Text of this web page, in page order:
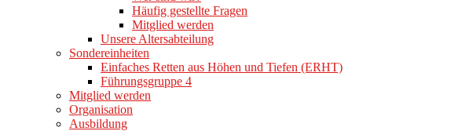
Häufig gestellte Fragen
Mitglied werden
Unsere Altersabteilung
Sondereinheiten
Einfaches Retten aus Höhen und Tiefen (ERHT)
Führungsgruppe 4
Mitglied werden
Organisation
Ausbildung